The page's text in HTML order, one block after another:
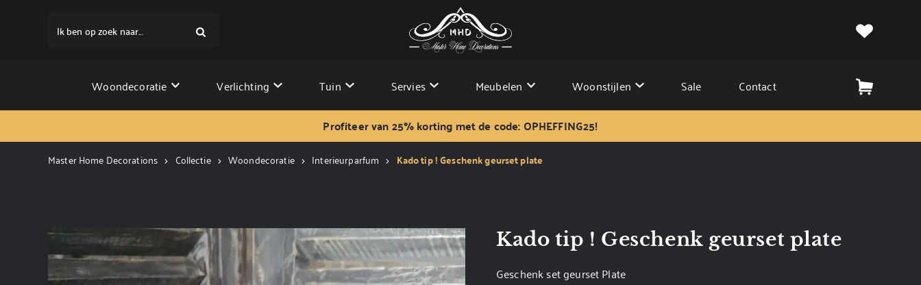
Ik ben op zoek naar...
Woondecoratie Verlichting Tuin Servies Meubelen Woonstijlen Sale Contact
Profiteer van 25% korting met de code: OPHEFFING25!
Master Home Decorations Collectie Woondecoratie Interieurparfum Kado tip ! Geschenk geurset plate
Kado tip ! Geschenk geurset plate
Geschenk set geurset Plate